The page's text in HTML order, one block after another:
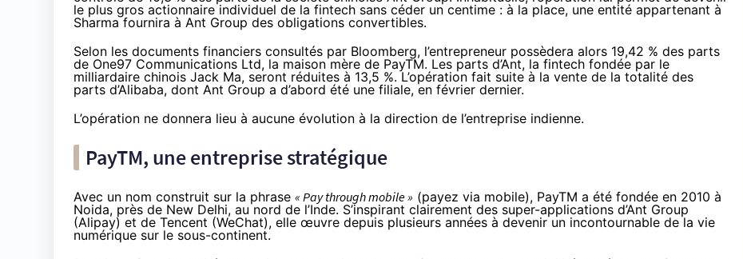
le plus gros actionnaire individuel de la fintech sans céder un centime : à la place, une entité appartenant à
Sharma fournira à Ant Group des obligations convertibles.
Selon les documents financiers consultés par Bloomberg, l’entrepreneur possèdera alors 19,42 % des parts
de One97 Communications Ltd, la maison mère de PayTM. Les parts d’Ant, la fintech fondée par le
milliardaire chinois Jack Ma, seront réduites à 13,5 %. L’opération fait suite à la vente de la totalité des
parts d’Alibaba, dont Ant Group a d’abord été une filiale, en février dernier.
L’opération ne donnera lieu à aucune évolution à la direction de l’entreprise indienne.
PayTM, une entreprise stratégique
Avec un nom construit sur la phrase « Pay through mobile » (payez via mobile), PayTM a été fondée en 2010 à
Noida, près de New Delhi, au nord de l’Inde. S’inspirant clairement des super-applications d’Ant Group
(Alipay) et de Tencent (WeChat), elle œuvre depuis plusieurs années à devenir un incontournable de la vie
numérique sur le sous-continent.